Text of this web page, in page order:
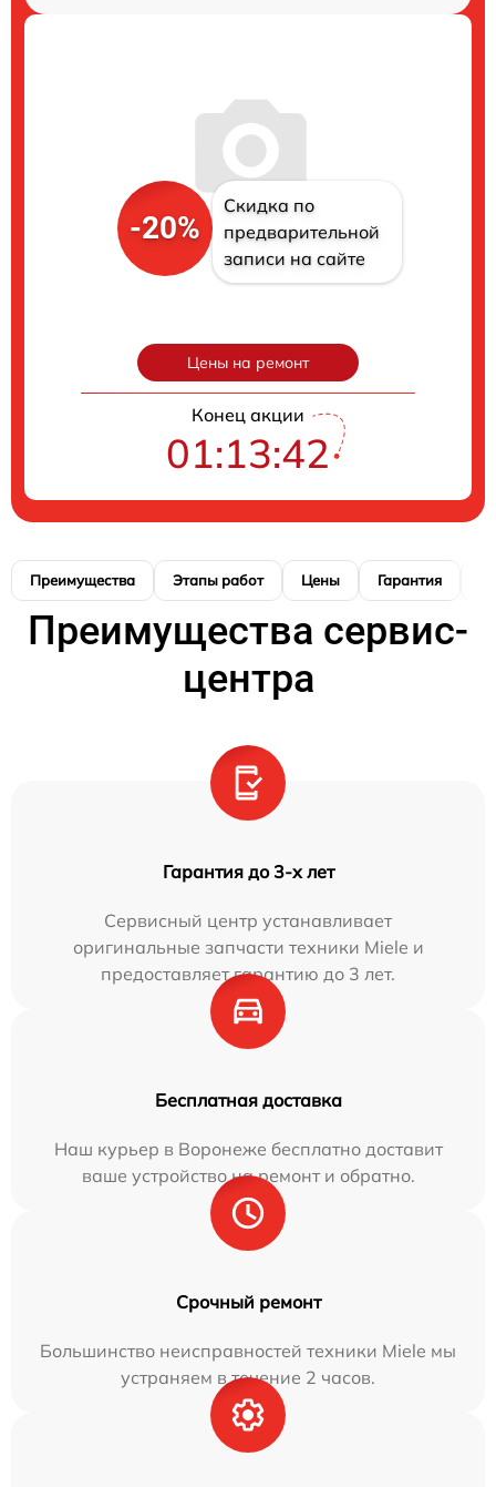
-20%
Скидка по
предварительной
записи на сайте
Цены на ремонт
Конец акции
01:13:41
Преимущества Этапы работ Цены Гарантия
Преимущества сервис-
центра
Гарантия до 3-х лет
Сервисный центр устанавливает
оригинальные запчасти техники Miele и
предоставляет гарантию до 3 лет.
Бесплатная доставка
Наш курьер в Воронеже бесплатно доставит
ваше устройство на ремонт и обратно.
Срочный ремонт
Большинство неисправностей техники Miele мы
устраняем в течение 2 часов.